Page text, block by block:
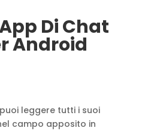
Di Chat
Android
leggere tutti i suoi
campo apposito in